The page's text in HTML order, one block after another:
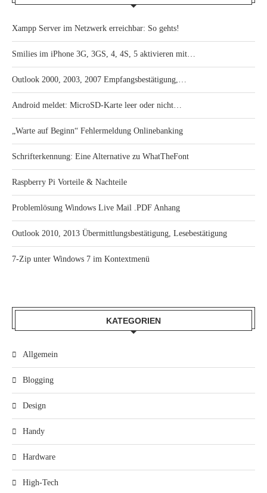
Xampp Server im Netzwerk erreichbar: So gehts!
Smilies im iPhone 3G, 3GS, 4, 4S, 5 aktivieren mit…
Outlook 2000, 2003, 2007 Empfangsbestätigung,…
Android meldet: MicroSD-Karte leer oder nicht…
„Warte auf Beginn“ Fehlermeldung Onlinebanking
Schrifterkennung: Eine Alternative zu WhatTheFont
Raspberry Pi Vorteile & Nachteile
Problemlösung Windows Live Mail .PDF Anhang
Outlook 2010, 2013 Übermittlungsbestätigung, Lesebestätigung
7-Zip unter Windows 7 im Kontextmenü
KATEGORIEN
Allgemein
Blogging
Design
Handy
Hardware
High-Tech